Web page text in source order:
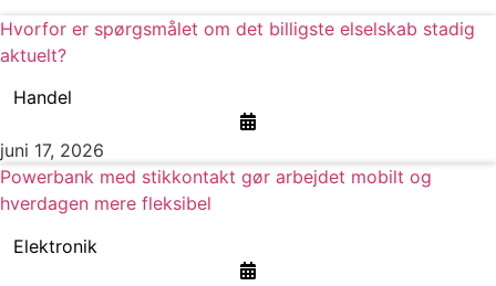
Hvorfor er spørgsmålet om det billigste elselskab stadig
aktuelt?
Handel
juni 17, 2026
Powerbank med stikkontakt gør arbejdet mobilt og
hverdagen mere fleksibel
Elektronik